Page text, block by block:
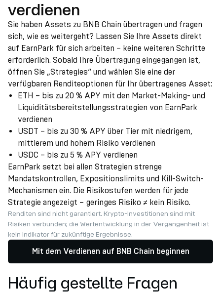
verdienen
Sie haben Assets zu BNB Chain übertragen und fragen
sich, wie es weitergeht? Lassen Sie Ihre Assets direkt
auf EarnPark für sich arbeiten – keine weiteren Schritte
erforderlich. Sobald Ihre Übertragung eingegangen ist,
öffnen Sie „Strategies“ und wählen Sie eine der
verfügbaren Renditeoptionen für Ihr übertragenes Asset:
ETH – bis zu 20 % APY mit den Market-Making- und
Liquiditätsbereitstellungsstrategien von EarnPark
verdienen
USDT – bis zu 30 % APY über Tier mit niedrigem,
mittlerem und hohem Risiko verdienen
USDC – bis zu 5 % APY verdienen
EarnPark setzt bei allen Strategien strenge
Mandatskontrollen, Expositionslimits und Kill-Switch-
Mechanismen ein. Die Risikostufen werden für jede
Strategie angezeigt – geringes Risiko ≠ kein Risiko.
Renditen sind nicht garantiert. Krypto-Investitionen sind mit
Risiken verbunden; die Wertentwicklung in der Vergangenheit ist
kein Indikator für zukünftige Ergebnisse.
Mit dem Verdienen auf BNB Chain beginnen
Häufig gestellte Fragen